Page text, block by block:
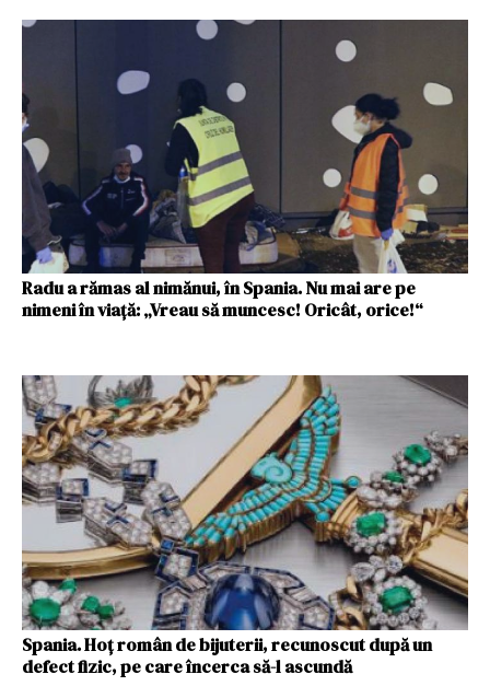
Radu a rămas al nimănui, în Spania. Nu mai are pe
nimeni în viață: „Vreau să muncesc! Oricât, orice!“
Spania. Hoț român de bijuterii, recunoscut după un
defect fizic, pe care încerca să-l ascundă